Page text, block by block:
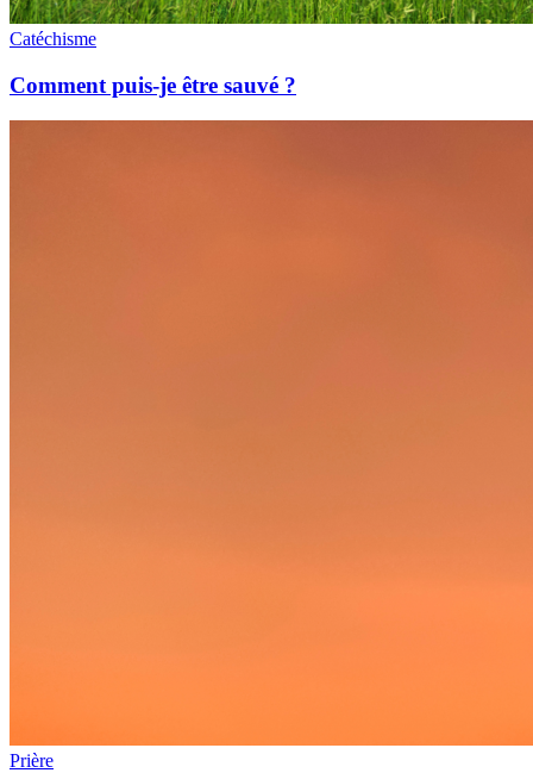
Catéchisme
Comment puis-je être sauvé ?
Prière